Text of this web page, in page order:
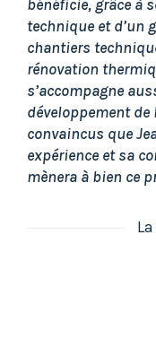
bénéficie, grâce à
technique et d’un
chantiers
rénovation
s’accompagne
développement de
convaincus que
expérience et sa
mènera à bien ce